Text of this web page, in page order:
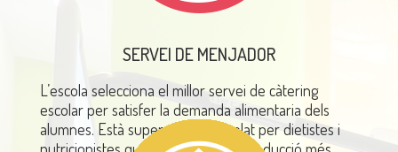
SERVEI DE MENJADOR
L’escola selecciona el millor servei de càtering
escolarper satisfer la demanda alimentaria dels
alumnes. Està supervisat i controlat perdietistes i